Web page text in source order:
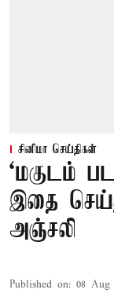
சினிமா செய்திகள்
‘மகுடம்
இதை
அஞ்சலி
Published on: 08 Aug